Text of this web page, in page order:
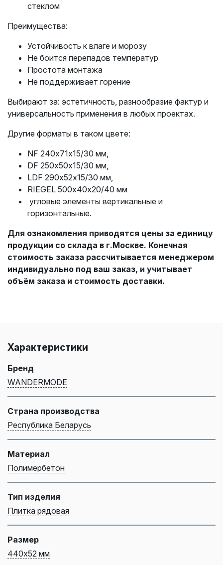
стеклом
Преимущества:
Устойчивость к влаге и морозу
Не боится перепадов температур
Простота монтажа
Не поддерживает горение
Выбирают за: эстетичность, разнообразие фактур и
универсальность применения в любых проектах.
Другие форматы в таком цвете:
NF 240х71х15/30 мм,
DF 250х50х15/30 мм,
LDF 290х52х15/30 мм,
RIEGEL 500х40х20/40 мм
угловые элементы вертикальные и
горизонтальные.
Для ознакомления приводятся цены за единицу
продукции со склада в г.Москве. Конечная
стоимость заказа рассчитывается менеджером
индивидуально под ваш заказ, и учитывает
объём заказа и стоимость доставки.
Характеристики
Бренд
WANDERMODE
Страна производства
Республика Беларусь
Материал
Полимербетон
Тип изделия
Плитка рядовая
Размер
440х52 мм